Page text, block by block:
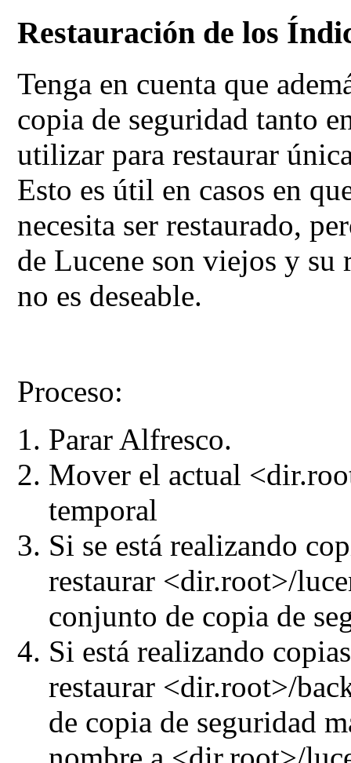
Restauración de los
Tenga en cuenta que
copia de seguridad tanto
utilizar para restaurar
Esto es útil en casos en
necesita ser restaurado,
de Lucene son viejos y su
no es deseable.
Proceso:
Parar Alfresco.
Mover el actual
temporal
Si se está realizando
restaurar <dir.root>/
conjunto de copia de
Si está realizando
restaurar <dir.root>/
de copia de seguridad